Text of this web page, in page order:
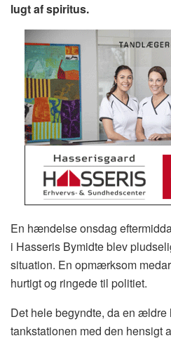
lugt af spiritus.
En hændelse onsdag
i Hasseris Bymidte blev
situation. En opmærksom
hurtigt og ringede til politiet.
Det hele begyndte, da en ældre
tankstationen med den hensigt